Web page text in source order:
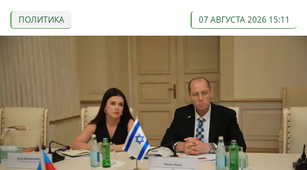
ПОЛИТИКА 07 АВГУСТА 2026 15:11